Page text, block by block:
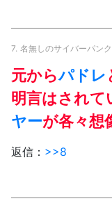
7. 名無しのサイバーパンク
元からパドレ
明言はされて
ヤーが各々想
返信： >>8